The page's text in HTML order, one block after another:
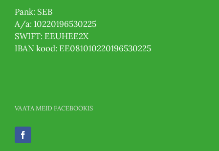
Pank: SEB
A/a: 10220196530225
SWIFT: EEUHEE2X
IBAN kood: EE081010220196530225
VAATA MEID FACEBOOKIS